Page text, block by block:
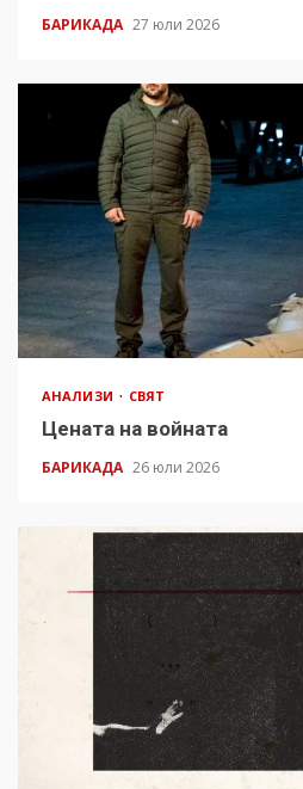
БАРИКАДА 27 юли 2026
АНАЛИЗИ СВЯТ
Цената на войната
БАРИКАДА 26 юли 2026